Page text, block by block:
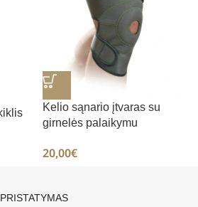
Kelio sąnario įtvaras su
girnelės palaikymu
20,00€